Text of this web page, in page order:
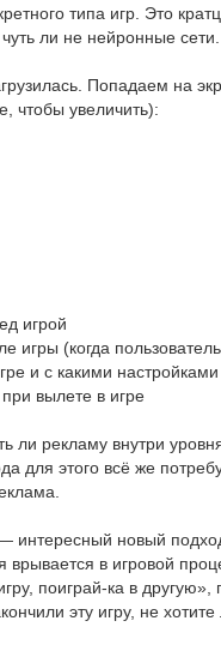
типа игр. Это
ли не нейронные сети.
Попадаем на
чтобы увеличить):
игрой
игры (когда
и с какими настройками
вылете в игре
ли рекламу внутри
для этого всё же
интересный новый
врывается в игровой
поиграй-ка в
эту игру, не